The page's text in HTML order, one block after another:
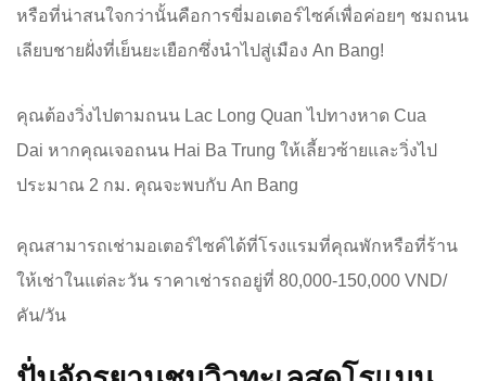
หรือที่น่าสนใจกว่านั้นคือการขี่มอเตอร์ไซค์เพื่อค่อยๆ ชมถนน
เลียบชายฝั่งที่เย็นยะเยือกซึ่งนำไปสู่เมือง An Bang!
คุณต้องวิ่งไปตามถนน Lac Long Quan ไปทางหาด Cua
Dai หากคุณเจอถนน Hai Ba Trung ให้เลี้ยวซ้ายและวิ่งไป
ประมาณ 2 กม. คุณจะพบกับ An Bang
คุณสามารถเช่ามอเตอร์ไซค์ได้ที่โรงแรมที่คุณพักหรือที่ร้าน
ให้เช่าในแต่ละวัน ราคาเช่ารถอยู่ที่ 80,000-150,000 VND/
คัน/วัน